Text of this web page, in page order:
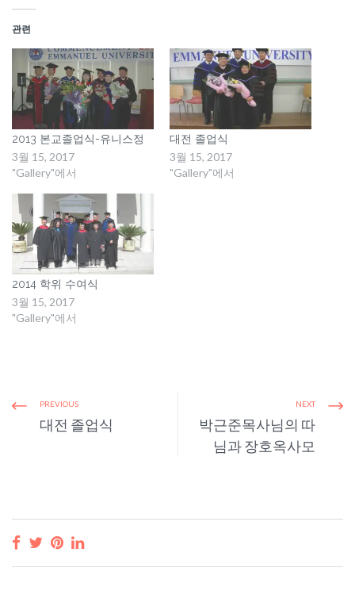
관련
2013 본교졸업식-유니스정
3월 15, 2017
"Gallery"에서
대전 졸업식
3월 15, 2017
"Gallery"에서
2014 학위 수여식
3월 15, 2017
"Gallery"에서
PREVIOUS
대전 졸업식
NEXT
박근준목사님의 따
님과 장호옥사모